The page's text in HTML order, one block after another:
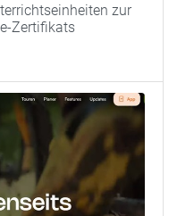
zur
Zertifikats